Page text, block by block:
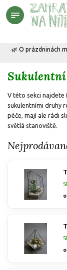
Přejít
na
🌿 O prázdninách
V této sekci najdete
sukulentními druhy
péče, mají ale rádi
světlá stanoviště.